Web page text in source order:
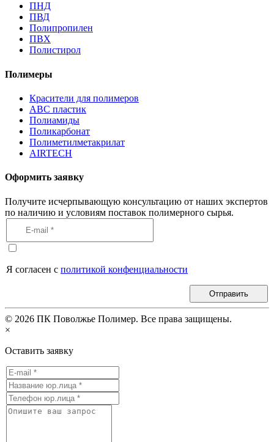
ПНД
ПВД
Полипропилен
ПВХ
Полистирол
Полимеры
Красители для полимеров
АВС пластик
Полиамиды
Поликарбонат
Полиметилметакрилат
AIRTECH
Оформить заявку
Получите исчерпывающую консультацию от наших экспертов
по наличию и условиям поставок полимерного сырья.
Я согласен с политикой конфенциальности
Отправить
© 2026 ПК Поволжье Полимер. Все права защищены.
×
Оставить заявку